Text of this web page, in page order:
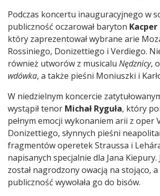
Podczas koncertu inauguracyjnego w
publiczność oczarował baryton
który zaprezentował wybrane arie
Rossiniego, Donizettiego i Verdiego.
również utworów z musicalu Nędznicy,
wdówka, a także pieśni Moniuszki i
W niedzielnym koncercie
wystąpił tenor Michał Ryguła, który
pełnym emocji wykonaniem arii z oper
Donizettiego, słynnych pieśni
fragmentów operetek Straussa i
napisanych specjalnie dla Jana Kiepury.
został nagrodzony owacją na stojąco,
publiczność wywołała go do bisów.